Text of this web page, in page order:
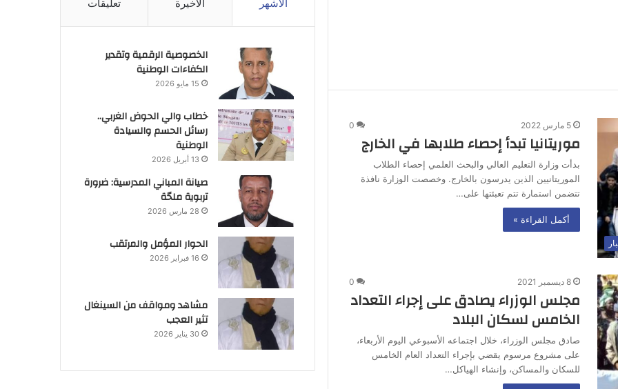
5 مارس 2022 0
موريتانيا تبدأ إحصاء طلابها في الخارج
بدأت وزارة التعليم العالي والبحث العلمي إحصاء الطلاب
الموريتانيين الذين يدرسون بالخارج. وخصصت الوزارة نافذة
تتضمن استمارة تتم تعبئتها على…
أكمل القراءة »
8 ديسمبر 2021 0
مجلس الوزراء يصادق على إجراء التعداد
الخامس لسكان البلاد
صادق مجلس الوزراء، خلال اجتماعه الأسبوعي اليوم الأربعاء،
على مشروع مرسوم يقضي بإجراء التعداد العام الخامس
للسكان والمساكن، وإنشاء الهياكل…
الأشهر الأخيرة تعليقات
الخصوصية الرقمية وتقدير
الكفاءات الوطنية
15 مايو 2026
خطاب والي الحوض الغربي..
رسائل الحسم والسيادة
الوطنية
13 أبريل 2026
صيانة المباني المدرسية: ضرورة
تربوية ملحّة
28 مارس 2026
الحوار المؤمل والمرتقب
16 فبراير 2026
مشاهد ومواقف من السينغال
تثير العجب
30 يناير 2026